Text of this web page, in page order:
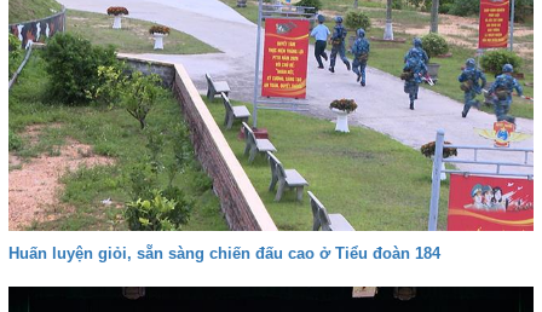
Huấn luyện giỏi, sẵn sàng chiến đấu cao ở Tiểu đoàn 184